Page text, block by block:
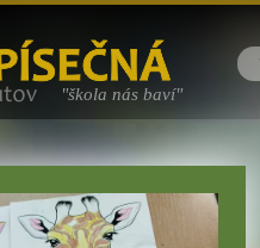
"škola nás baví"